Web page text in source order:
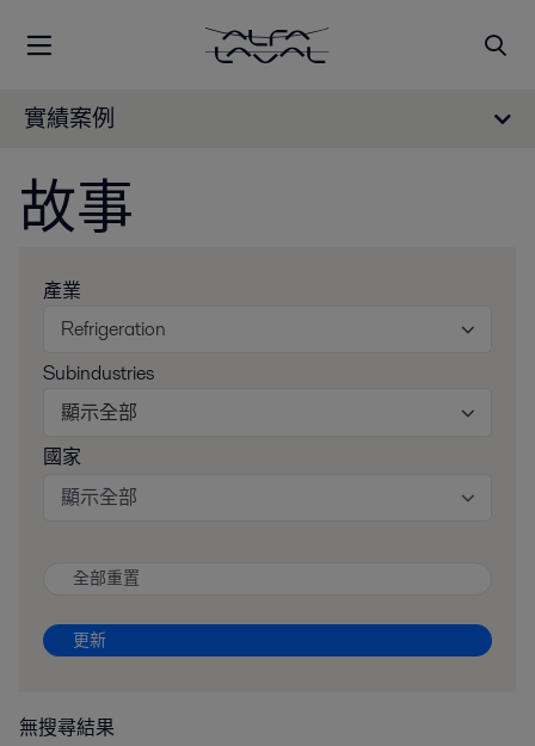
實績案例
故事
產業
Refrigeration
Subindustries
顯示全部
國家
顯示全部
全部重置
更新
無搜尋結果